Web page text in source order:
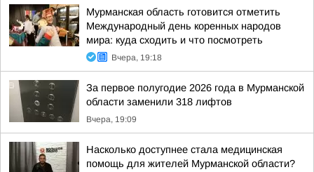
Мурманская область готовится отметить
Международный день коренных народов
мира: куда сходить и что посмотреть
Вчера, 19:18
За первое полугодие 2026 года в Мурманской
области заменили 318 лифтов
Вчера, 19:09
Насколько доступнее стала медицинская
помощь для жителей Мурманской области?